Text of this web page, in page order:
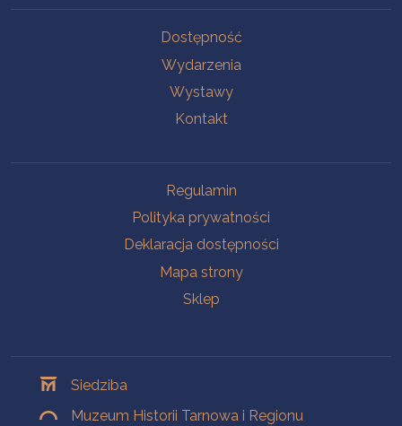
Dostępność
Wydarzenia
Wystawy
Kontakt
Regulamin
Polityka prywatności
Deklaracja dostępności
Mapa strony
Sklep
Siedziba
Muzeum Historii Tarnowa i Regionu